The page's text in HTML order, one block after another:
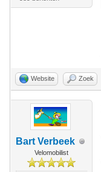
Website Zoek
Bart Verbeek
Velomobilist